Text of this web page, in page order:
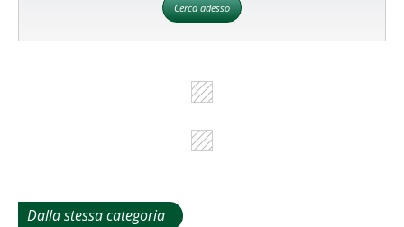
Cerca adesso
Dalla stessa categoria